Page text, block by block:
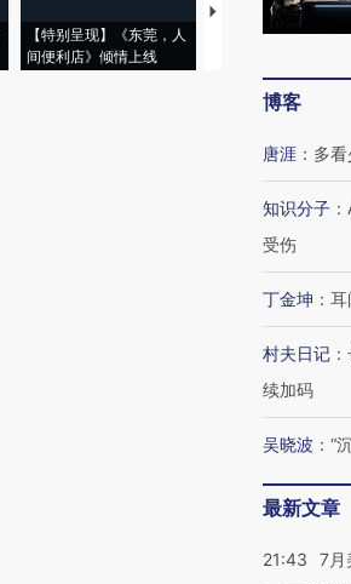
【特别呈现】《东莞，人
间便利店》倾情上线
【推广】走进第四届
会，让数智科技“链”
博客
唐涯 ： 多
知识分子 ：
受伤
丁金坤 ： 耳
村夫日记 ：
续加码
吴晓波 ： “
最新文章
21:43
7月